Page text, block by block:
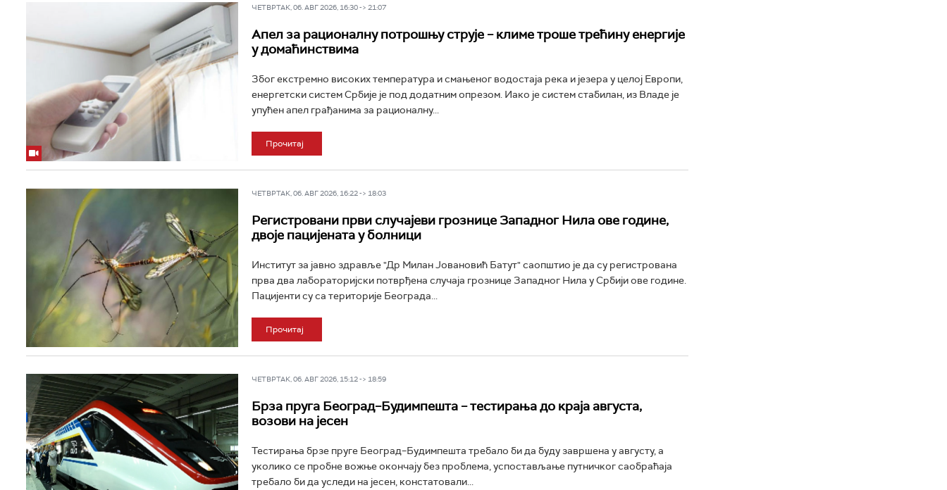
ЧЕТВРТАК, 06. АВГ 2026, 16:30 -> 21:07
Апел за рационалну потрошњу струје – климе троше трећину енергије
у домаћинствима
Због екстремно високих температура и смањеног водостаја река и језера у целој Европи,
енергетски систем Србије је под додатним опрезом. Иако је систем стабилан, из Владе је
упућен апел грађанима за рационалну...
Прочитај
ЧЕТВРТАК, 06. АВГ 2026, 16:22 -> 18:03
Регистровани први случајеви грознице Западног Нила ове године,
двоје пацијената у болници
Институт за јавно здравље "Др Милан Јовановић Батут" саопштио је да су регистрована
прва два лабораторијски потврђена случаја грознице Западног Нила у Србији ове године.
Пацијенти су са територије Београда...
Прочитај
ЧЕТВРТАК, 06. АВГ 2026, 15:12 -> 18:59
Брза пруга Београд–Будимпешта – тестирања до краја августа,
возови на јесен
Тестирања брзе пруге Београд–Будимпешта требало би да буду завршена у августу, а
уколико се пробне вожње окончају без проблема, успостављање путничког саобраћаја
требало би да уследи на јесен, констатовали...